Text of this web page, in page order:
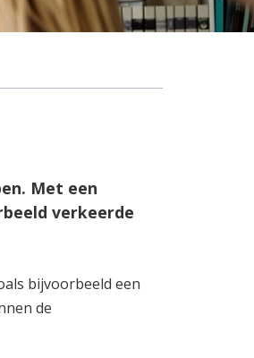
Met een
verkeerde
bijvoorbeeld een
de